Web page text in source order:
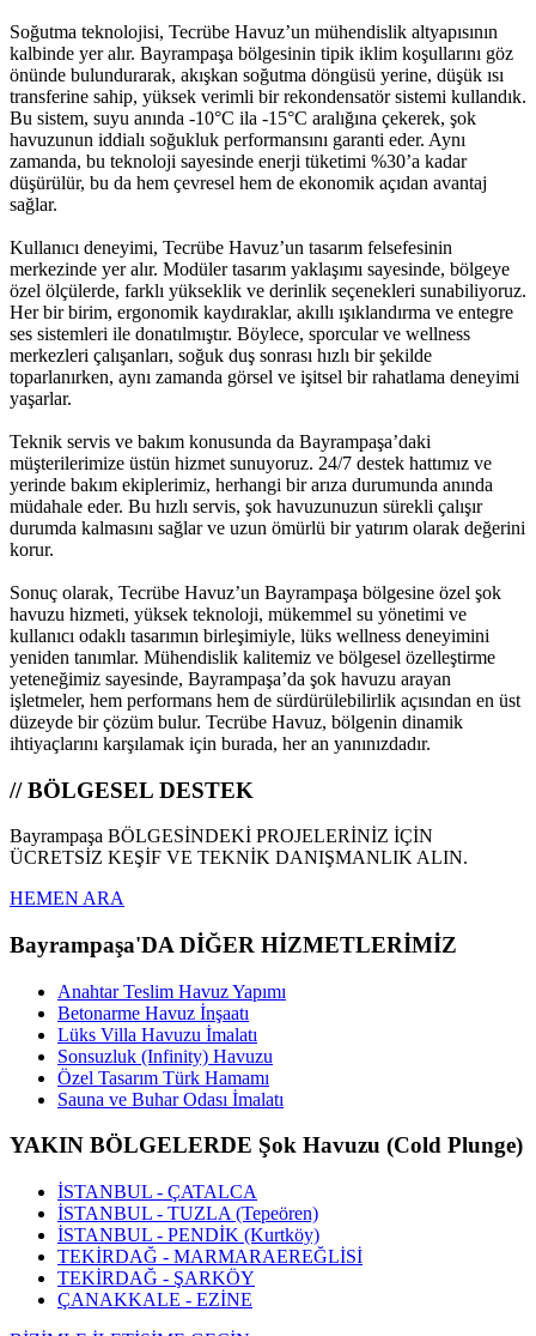
Soğutma teknolojisi, Tecrübe Havuz’un mühendislik altyapısının
kalbinde yer alır. Bayrampaşa bölgesinin tipik iklim koşullarını göz
önünde bulundurarak, akışkan soğutma döngüsü yerine, düşük ısı
transferine sahip, yüksek verimli bir rekondensatör sistemi kullandık.
Bu sistem, suyu anında -10°C ila -15°C aralığına çekerek, şok
havuzunun iddialı soğukluk performansını garanti eder. Aynı
zamanda, bu teknoloji sayesinde enerji tüketimi %30’a kadar
düşürülür, bu da hem çevresel hem de ekonomik açıdan avantaj
sağlar.
Kullanıcı deneyimi, Tecrübe Havuz’un tasarım felsefesinin
merkezinde yer alır. Modüler tasarım yaklaşımı sayesinde, bölgeye
özel ölçülerde, farklı yükseklik ve derinlik seçenekleri sunabiliyoruz.
Her bir birim, ergonomik kaydıraklar, akıllı ışıklandırma ve entegre
ses sistemleri ile donatılmıştır. Böylece, sporcular ve wellness
merkezleri çalışanları, soğuk duş sonrası hızlı bir şekilde
toparlanırken, aynı zamanda görsel ve işitsel bir rahatlama deneyimi
yaşarlar.
Teknik servis ve bakım konusunda da Bayrampaşa’daki
müşterilerimize üstün hizmet sunuyoruz. 24/7 destek hattımız ve
yerinde bakım ekiplerimiz, herhangi bir arıza durumunda anında
müdahale eder. Bu hızlı servis, şok havuzunuzun sürekli çalışır
durumda kalmasını sağlar ve uzun ömürlü bir yatırım olarak değerini
korur.
Sonuç olarak, Tecrübe Havuz’un Bayrampaşa bölgesine özel şok
havuzu hizmeti, yüksek teknoloji, mükemmel su yönetimi ve
kullanıcı odaklı tasarımın birleşimiyle, lüks wellness deneyimini
yeniden tanımlar. Mühendislik kalitemiz ve bölgesel özelleştirme
yeteneğimiz sayesinde, Bayrampaşa’da şok havuzu arayan
işletmeler, hem performans hem de sürdürülebilirlik açısından en üst
düzeyde bir çözüm bulur. Tecrübe Havuz, bölgenin dinamik
ihtiyaçlarını karşılamak için burada, her an yanınızdadır.
// BÖLGESEL DESTEK
Bayrampaşa BÖLGESİNDEKİ PROJELERİNİZ İÇİN
ÜCRETSİZ KEŞİF VE TEKNİK DANIŞMANLIK ALIN.
HEMEN ARA
Bayrampaşa'DA DİĞER HİZMETLERİMİZ
Anahtar Teslim Havuz Yapımı
Betonarme Havuz İnşaatı
Lüks Villa Havuzu İmalatı
Sonsuzluk (Infinity) Havuzu
Özel Tasarım Türk Hamamı
Sauna ve Buhar Odası İmalatı
YAKIN BÖLGELERDE Şok Havuzu (Cold Plunge)
İSTANBUL - ÇATALCA
İSTANBUL - TUZLA (Tepeören)
İSTANBUL - PENDİK (Kurtköy)
TEKİRDAĞ - MARMARAEREĞLİSİ
TEKİRDAĞ - ŞARKÖY
ÇANAKKALE - EZİNE